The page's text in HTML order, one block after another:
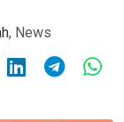
, News